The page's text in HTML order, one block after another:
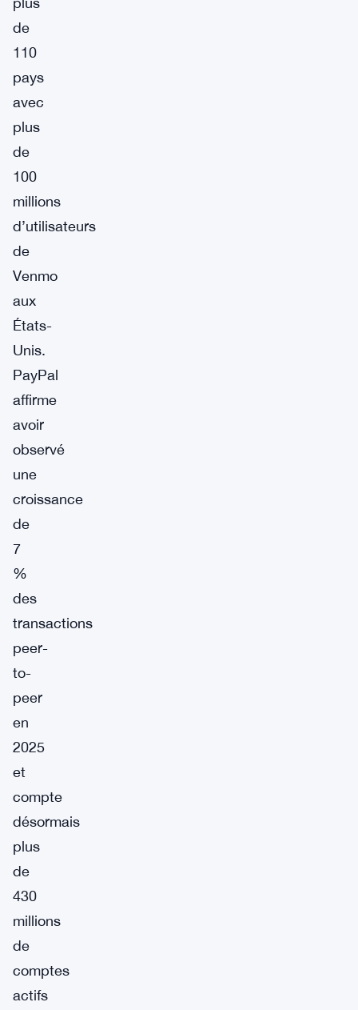
de
110
pays
avec
plus
de
100
millions
d’utilisateurs
de
Venmo
aux
États-
Unis.
PayPal
affirme
avoir
observé
une
croissance
de
7
%
des
transactions
peer-
to-
peer
en
2025
et
compte
désormais
plus
de
430
millions
de
comptes
actifs